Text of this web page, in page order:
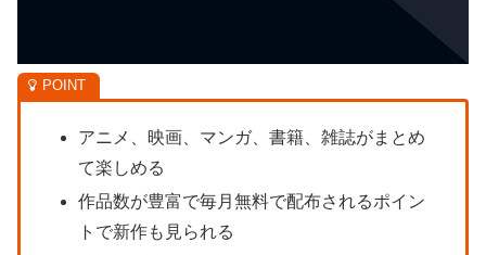
アニメ、映画、マンガ、書籍、雑誌がまとめ
て楽しめる
作品数が豊富で毎月無料で配布されるポイン
トで新作も見られる